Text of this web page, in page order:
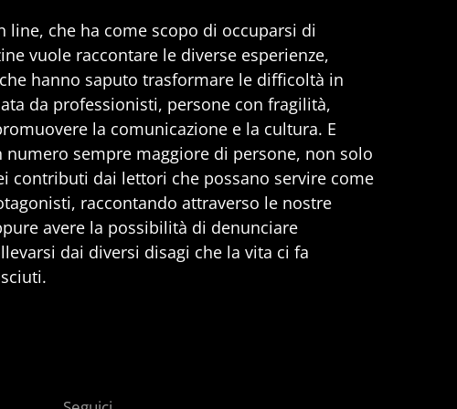
line, che ha come scopo di occuparsi di
vuole raccontare le diverse esperienze,
hanno saputo trasformare le difficoltà in
da professionisti, persone con fragilità,
la comunicazione e la cultura. E
sempre maggiore di persone, non solo
contributi dai lettori che possano servire come
raccontando attraverso le nostre
avere la possibilità di denunciare
dai diversi disagi che la vita ci fa